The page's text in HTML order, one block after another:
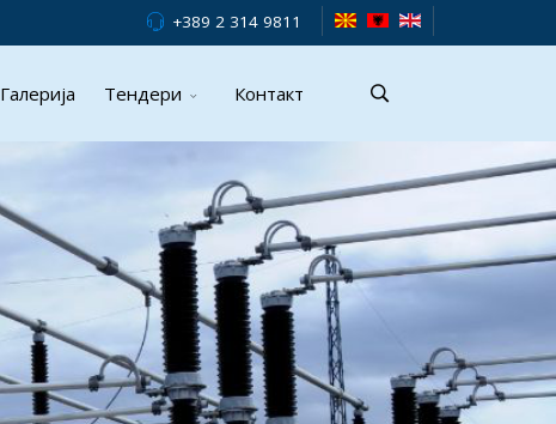
+389 2 314 9811
Галерија Тендери Контакт